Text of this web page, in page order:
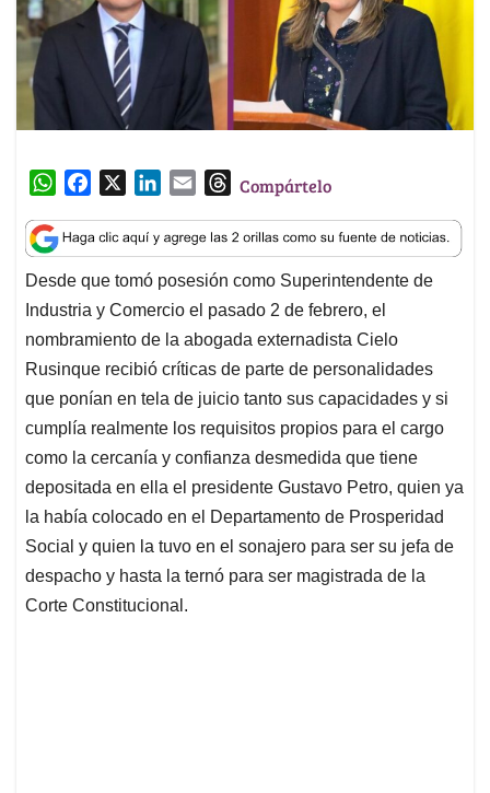
W
a
t
s
A
p
p
c
e
b
o
o
k
n
k
e
d
n
a
i
l
T
r
e
a
d
s
Compártelo
Desde que tomó posesión como Superintendente de
Industria y Comercio el pasado 2 de febrero, el
nombramiento de la abogada externadista Cielo
Rusinque recibió críticas de parte de personalidades
que ponían en tela de juicio tanto sus capacidades y si
cumplía realmente los requisitos propios para el cargo
como la cercanía y confianza desmedida que tiene
depositada en ella el presidente Gustavo Petro, quien ya
la había colocado en el Departamento de Prosperidad
Social y quien la tuvo en el sonajero para ser su jefa de
despacho y hasta la ternó para ser magistrada de la
Corte Constitucional.